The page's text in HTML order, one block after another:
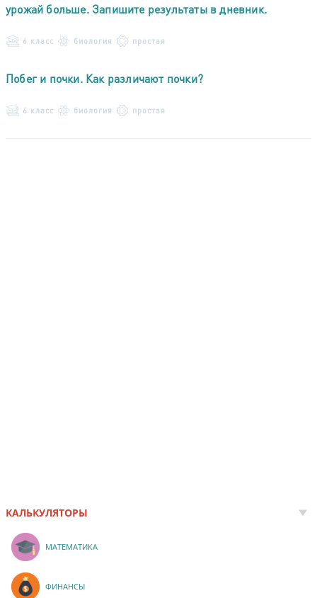
урожай больше. Запишите результаты в дневник.
6 класс биология простая
Побег и почки. Как различают почки?
6 класс биология простая
КАЛЬКУЛЯТОРЫ
МАТЕМАТИКА
ФИНАНСЫ